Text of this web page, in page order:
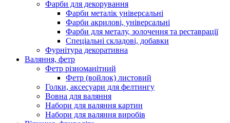
Фарби для декорування
Фарби металік універсальні
Фарби акрилові, універсальні
Фарби для металу, золочення та реставрації
Спеціальні складові, добавки
Фурнітура декоративна
Валяння, фетр
Фетр різноманітний
Фетр (войлок) листовий
Голки, аксесуари для фелтингу
Вовна для валяння
Набори для валяння картин
Набори для валяння виробів